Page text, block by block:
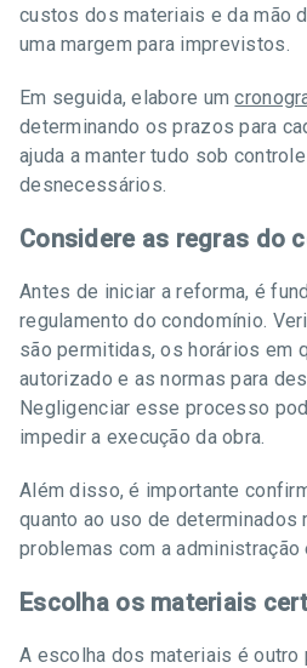
custos dos materiais e da mão
uma margem para imprevistos.
Em seguida, elabore um
determinando os prazos para
ajuda a manter tudo sob
desnecessários.
Considere as regras do
Antes de iniciar a reforma, é
regulamento do condomínio.
são permitidas, os horários em
autorizado e as normas para
Negligenciar esse processo
impedir a execução da obra.
Além disso, é importante
quanto ao uso de
problemas com a
Escolha os materiais
A escolha dos materiais é outro